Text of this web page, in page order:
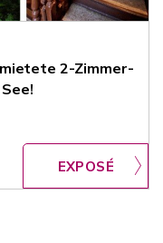
2-Zimmer-